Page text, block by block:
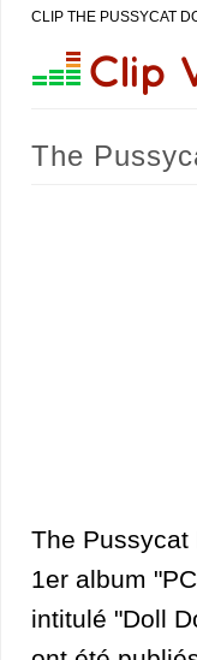
CLIP THE PUSSYCAT
The
The Pussycat
1er album
intitulé "Doll